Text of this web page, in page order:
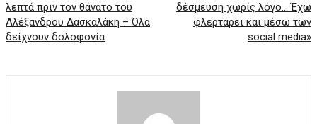
λεπτά πριν τον θάνατο του
Αλέξανδρου Δασκαλάκη – Όλα
δείχνουν δολοφονία
δέσμευση χωρίς λόγο… Έχω
φλερτάρει και μέσω των
social media»